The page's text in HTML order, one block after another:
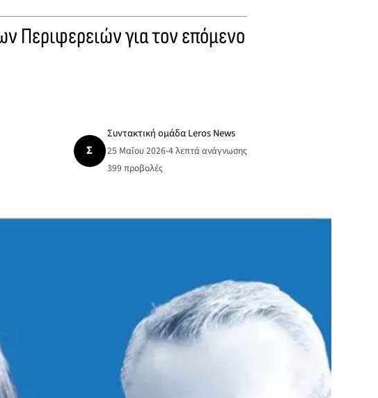
Περιφερειών για τον επόμενο
Σ
Συντακτική ομάδα Leros News
25 Μαΐου 2026•4 λεπτά ανάγνωσης
399 προβολές